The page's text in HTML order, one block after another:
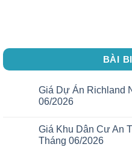
BÀI
Giá Dự Án Richland
06/2026
Giá Khu Dân Cư An
Tháng 06/2026